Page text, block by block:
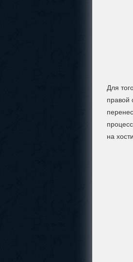
Для
правой
на